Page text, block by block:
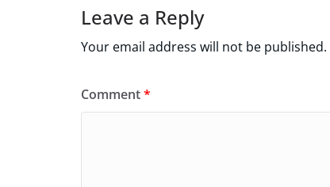
Leave a Reply
Your email address will not be published.
Comment*